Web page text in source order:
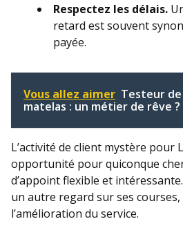
Respectez les délais.
retard est souvent
payée.
Vous allez aimer Testeur de
matelas : un métier de rêve ?
L’activité de client mystère pour
opportunité pour quiconque
d’appoint flexible et
un autre regard sur ses
l’amélioration du service.